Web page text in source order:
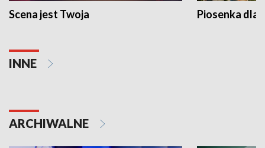
Scena jest Twoja Piosenka dla
INNE
ARCHIWALNE